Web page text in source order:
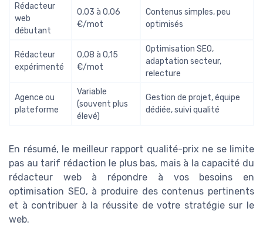
Rédacteur
web
débutant
0,03 à 0,06
€/mot
Contenus simples, peu
optimisés
Rédacteur
expérimenté
0,08 à 0,15
€/mot
Optimisation SEO,
adaptation secteur,
relecture
Agence ou
plateforme
Variable
(souvent plus
élevé)
Gestion de projet, équipe
dédiée, suivi qualité
En résumé, le meilleur rapport qualité-prix ne se limite
pas au tarif rédaction le plus bas, mais à la capacité du
rédacteur web à répondre à vos besoins en
optimisation SEO, à produire des contenus pertinents
et à contribuer à la réussite de votre stratégie sur le
web.